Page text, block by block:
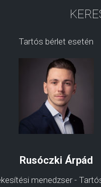
Tartós bérlet esetén
Rusóczki Árpád
menedzser -